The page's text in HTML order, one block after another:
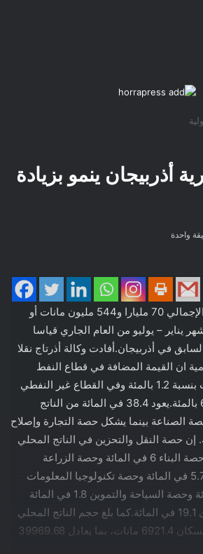
أذربيجان ينمو بزيادة
واحدة
بلغ حجم الناتج المحلي الإجمالي 70 مليارا و544 مليون مانات أو
في اشهر يناير – يوليو من العام الجاري قياسا
في أذربيجان.أفادت وكالة أذرتاج نقلا
ان القيمة المضافة في قطاع النفط
والغاز للاقتصاد انخفضت بنسبة 1.2 بالمئة وفي القطاع غير النفطي
والغاز ارتفعت بنسبة 6.7 بالمئة.يعود 38.4 في المائة من الناتج
الصناعة بينما يشكل حصة التجارة وإصلاح
في المائة. إن حصة النقل والتحزين في الناتج المحلي
الإجمالي 7 في المائة وحصة البناء 6 في المائة وحصة الزراعة
والغابات صيد الأسماك 5.7 في المائة وحصة تكنولوجيا المعلومات
والاتصالات 2.4 في المائة وحصة السياحة والتموين 1.8 في المائة
وحصة القطاعات الأخرى 19.1 في المائة.كما بلغ حجم الناتج المحلي
الإجمالي لكل فرد من السكان 6921.4 مانات، بما يعادل 39969.68